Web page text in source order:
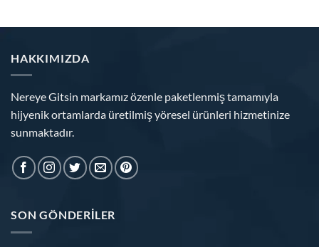
HAKKIMIZDA
Nereye Gitsin markamız özenle paketlenmiş tamamıyla
hijyenik ortamlarda üretilmiş yöresel ürünleri hizmetinize
sunmaktadır.
SON GÖNDERILER